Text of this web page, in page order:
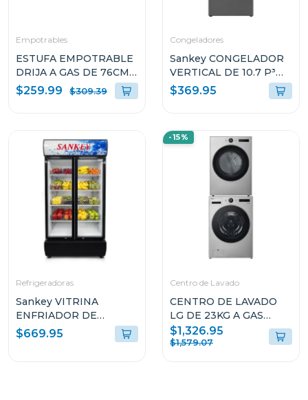
Empotrables
ESTUFA EMPOTRABLE
DRIJA A GAS DE 76CM
DE 5 QUEMADORES
VITROCERAMICA
$259.99 $309.39
Congeladores
Sankey CONGELADOR
VERTICAL DE 10.7 P³
RFC1301
$369.95
Refrigeradoras
Sankey VITRINA
ENFRIADOR DE
20CUFT RFD20N
$669.95
-15%
Centro de Lavado
CENTRO DE LAVADO
LG DE 23KG A GAS
COLOR GRIS
WM23VFXS6/DF74VFXS6B
$1,326.95
$1,579.07